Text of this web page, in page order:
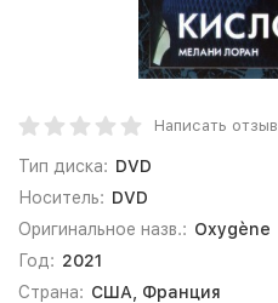
Написать отзыв
Тип диска: DVD
Носитель: DVD
Оригинальное назв.: Oxygène
Год: 2021
Страна: США, Франция